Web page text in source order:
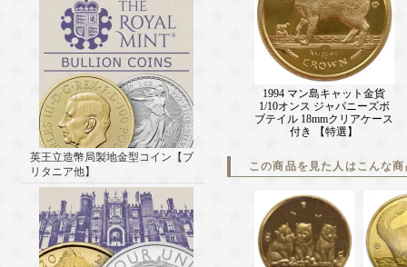
英王立造幣局製地金型コイン【ブ
リタニア他】
1994 マン島キャット金貨
1/10オンス ジャパニーズボ
ブテイル 18mmクリアケース
付き 【特選】
この商品を見た人はこんな